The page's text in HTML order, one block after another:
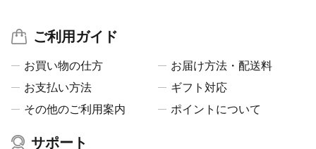
ご利用ガイド
お買い物の仕方
お届け方法・配送料
お支払い方法
ギフト対応
その他のご利用案内
ポイントについて
サポート